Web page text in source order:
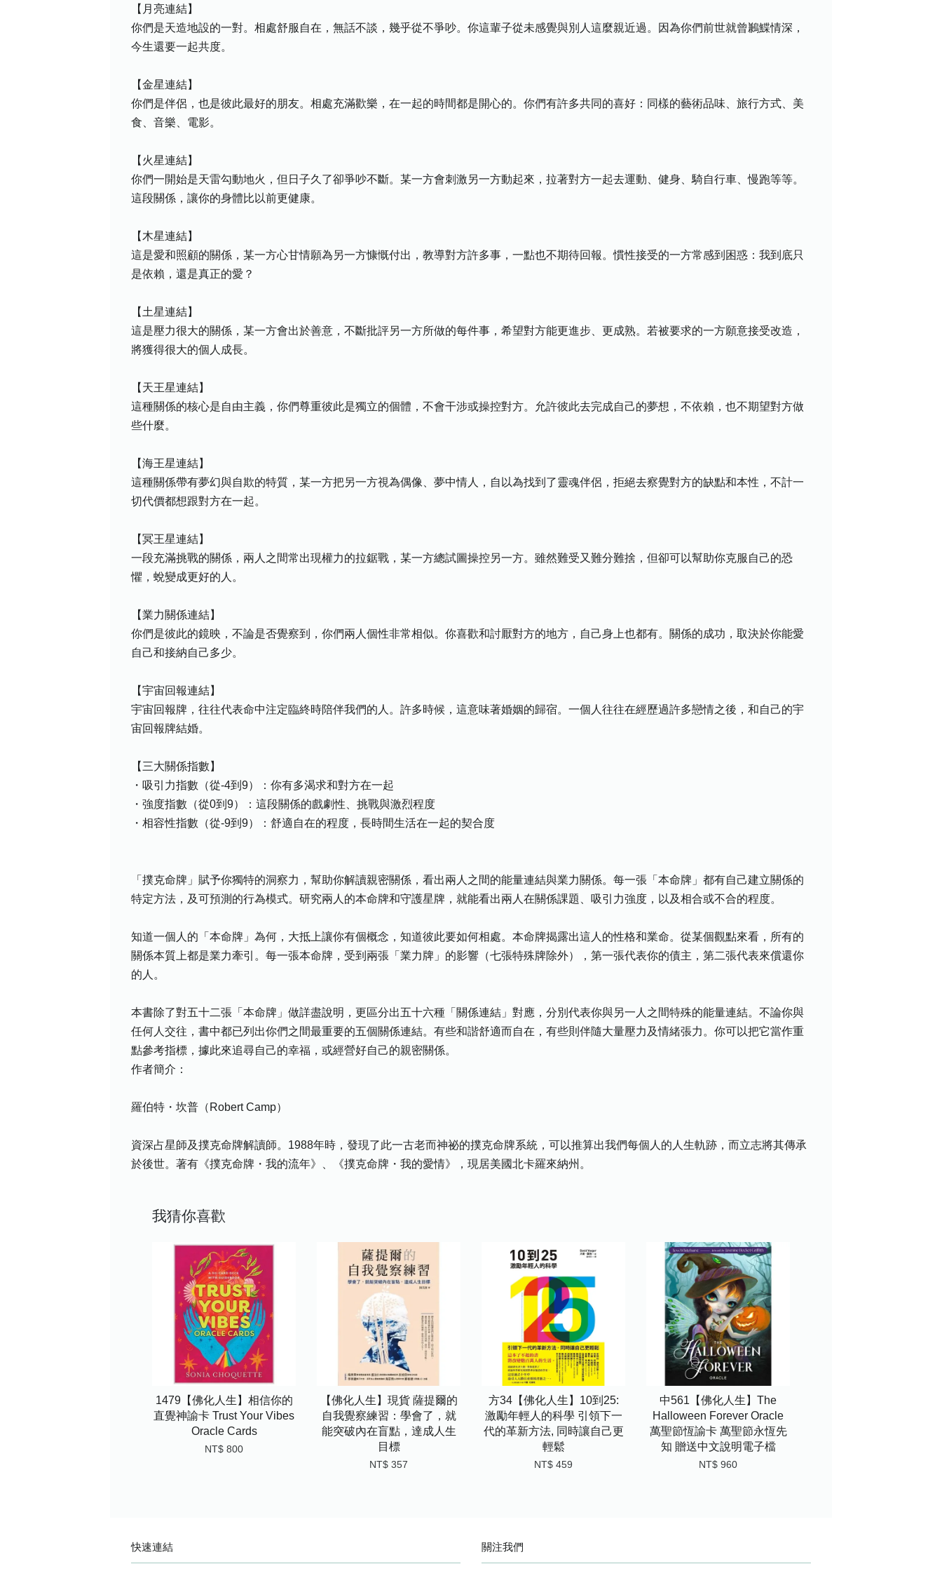
【月亮連結】
你們是天造地設的一對。相處舒服自在，無話不談，幾乎從不爭吵。你這輩子從未感覺與別人這麼親近過。因為你們前世就曾鶼鰈情深，
今生還要一起共度。
【金星連結】
你們是伴侶，也是彼此最好的朋友。相處充滿歡樂，在一起的時間都是開心的。你們有許多共同的喜好：同樣的藝術品味、旅行方式、美
食、音樂、電影。
【火星連結】
你們一開始是天雷勾動地火，但日子久了卻爭吵不斷。某一方會刺激另一方動起來，拉著對方一起去運動、健身、騎自行車、慢跑等等。
這段關係，讓你的身體比以前更健康。
【木星連結】
這是愛和照顧的關係，某一方心甘情願為另一方慷慨付出，教導對方許多事，一點也不期待回報。慣性接受的一方常感到困惑：我到底只
是依賴，還是真正的愛？
【土星連結】
這是壓力很大的關係，某一方會出於善意，不斷批評另一方所做的每件事，希望對方能更進步、更成熟。若被要求的一方願意接受改造，
將獲得很大的個人成長。
【天王星連結】
這種關係的核心是自由主義，你們尊重彼此是獨立的個體，不會干涉或操控對方。允許彼此去完成自己的夢想，不依賴，也不期望對方做
些什麼。
【海王星連結】
這種關係帶有夢幻與自欺的特質，某一方把另一方視為偶像、夢中情人，自以為找到了靈魂伴侶，拒絕去察覺對方的缺點和本性，不計一
切代價都想跟對方在一起。
【冥王星連結】
一段充滿挑戰的關係，兩人之間常出現權力的拉鋸戰，某一方總試圖操控另一方。雖然難受又難分難捨，但卻可以幫助你克服自己的恐
懼，蛻變成更好的人。
【業力關係連結】
你們是彼此的鏡映，不論是否覺察到，你們兩人個性非常相似。你喜歡和討厭對方的地方，自己身上也都有。關係的成功，取決於你能愛
自己和接納自己多少。
【宇宙回報連結】
宇宙回報牌，往往代表命中注定臨終時陪伴我們的人。許多時候，這意味著婚姻的歸宿。一個人往往在經歷過許多戀情之後，和自己的宇
宙回報牌結婚。
【三大關係指數】
・吸引力指數（從-4到9）：你有多渴求和對方在一起
・強度指數（從0到9）：這段關係的戲劇性、挑戰與激烈程度
・相容性指數（從-9到9）：舒適自在的程度，長時間生活在一起的契合度
「撲克命牌」賦予你獨特的洞察力，幫助你解讀親密關係，看出兩人之間的能量連結與業力關係。每一張「本命牌」都有自己建立關係的
特定方法，及可預測的行為模式。研究兩人的本命牌和守護星牌，就能看出兩人在關係課題、吸引力強度，以及相合或不合的程度。
知道一個人的「本命牌」為何，大抵上讓你有個概念，知道彼此要如何相處。本命牌揭露出這人的性格和業命。從某個觀點來看，所有的
關係本質上都是業力牽引。每一張本命牌，受到兩張「業力牌」的影響（七張特殊牌除外），第一張代表你的債主，第二張代表來償還你
的人。
本書除了對五十二張「本命牌」做詳盡說明，更區分出五十六種「關係連結」對應，分別代表你與另一人之間特殊的能量連結。不論你與
任何人交往，書中都已列出你們之間最重要的五個關係連結。有些和諧舒適而自在，有些則伴隨大量壓力及情緒張力。你可以把它當作重
點參考指標，據此來追尋自己的幸福，或經營好自己的親密關係。
作者簡介：
羅伯特・坎普（Robert Camp）
資深占星師及撲克命牌解讀師。1988年時，發現了此一古老而神祕的撲克命牌系統，可以推算出我們每個人的人生軌跡，而立志將其傳承
於後世。著有《撲克命牌・我的流年》、《撲克命牌・我的愛情》，現居美國北卡羅來納州。
我猜你喜歡
1479【佛化人生】相信你的
直覺神諭卡 Trust Your Vibes
Oracle Cards
NT$ 800
【佛化人生】現貨 薩提爾的
自我覺察練習：學會了，就
能突破內在盲點，達成人生
目標
NT$ 357
方34【佛化人生】10到25:
激勵年輕人的科學 引領下一
代的革新方法, 同時讓自己更
輕鬆
NT$ 459
中561【佛化人生】The
Halloween Forever Oracle
萬聖節恆諭卡 萬聖節永恆先
知 贈送中文說明電子檔
NT$ 960
快速連結 關注我們